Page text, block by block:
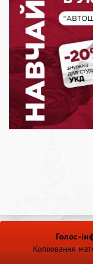
Голос-
Копіювання